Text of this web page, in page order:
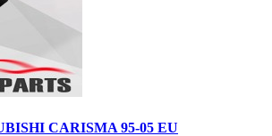
CARISMA 95-05 EU